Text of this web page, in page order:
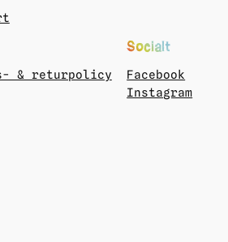
& returpolicy
Socialt
Facebook
Instagram